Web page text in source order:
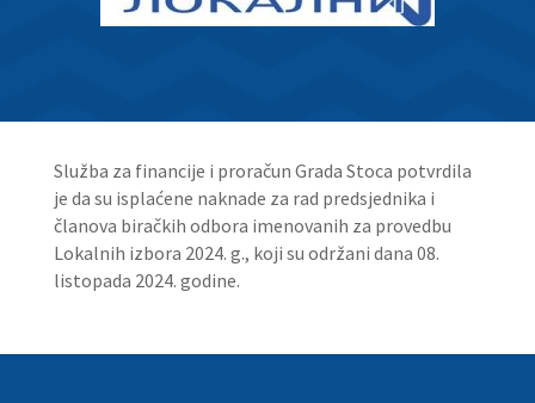
Služba za financije i proračun Grada Stoca potvrdila
je da su isplaćene naknade za rad predsjednika i
članova biračkih odbora imenovanih za provedbu
Lokalnih izbora 2024. g., koji su održani dana 08.
listopada 2024. godine.